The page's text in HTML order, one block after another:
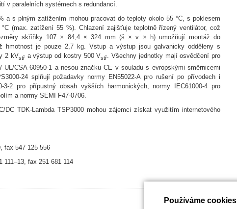
v paralelních systémech s redundancí.
a s plným zatížením mohou pracovat do teploty okolo 55 °C, s poklesem
(max. zatížení 55 %). Chlazení zajišťuje teplotně řízený ventilátor, což
skříňky 107 × 84,4 × 324 mm (š × v × h) umožňují montáž do
hmotnost je pouze 2,7 kg. Vstup a výstup jsou galvanicky odděleny s
2 kVstřa výstup od kostry 500 Vstř. Všechny jednotky mají osvědčení pro
CSA 60950-1 a nesou značku CE v souladu s evropskými směrnicemi
24 splňují požadavky normy EN55022-A pro rušení po přívodech i
3-2 pro přípustný obsah vyšších harmonických, normy IEC61000-4 pro
a normy SEMI F47-0706.
DC TDK-Lambda TSP3000 mohou zájemci získat využitím internetového
fax 547 125 556
111–13, fax 251 681 114
Používáme cookies